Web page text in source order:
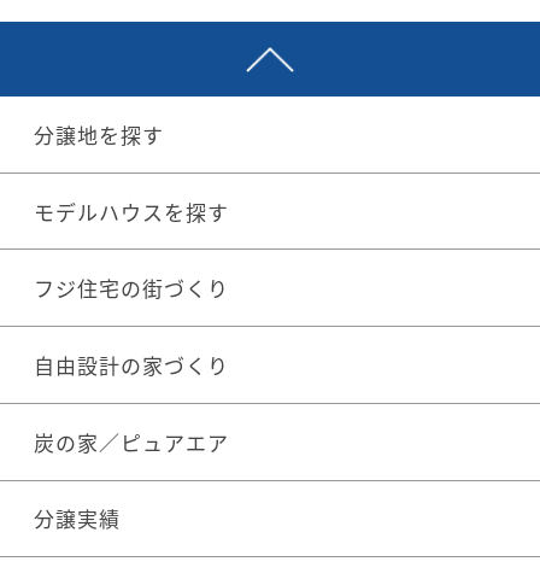
分譲地を探す
モデルハウスを探す
フジ住宅の街づくり
自由設計の家づくり
炭の家／ピュアエア
分譲実績